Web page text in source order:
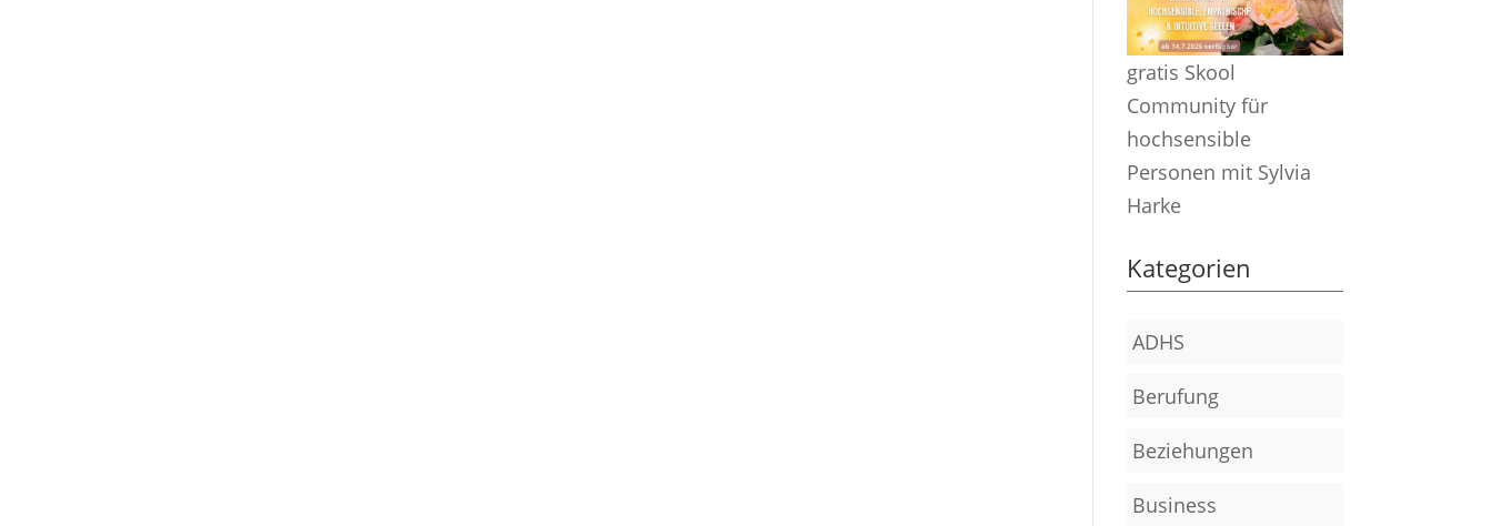
gratis Skool
Community für
hochsensible
Personen mit Sylvia
Harke
Kategorien
ADHS
Berufung
Beziehungen
Business